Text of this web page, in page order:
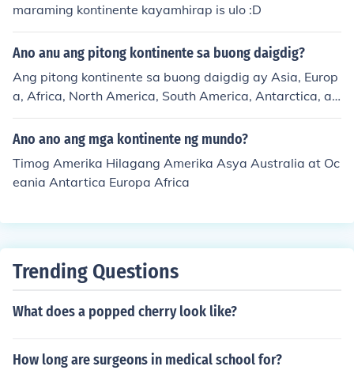
maraming kontinente kayamhirap is ulo :D
Ano anu ang pitong kontinente sa buong daigdig?
Ang pitong kontinente sa buong daigdig ay Asia, Europ
a, Africa, North America, South America, Antarctica, at
Australia.
Ano ano ang mga kontinente ng mundo?
Timog Amerika Hilagang Amerika Asya Australia at Oc
eania Antartica Europa Africa
Trending Questions
What does a popped cherry look like?
How long are surgeons in medical school for?